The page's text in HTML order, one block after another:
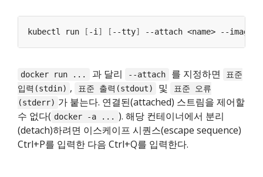
kubectl run [ -i ] [ --tty] --attach <name> --image
docker run ... 과 달리 --attach 를 지정하면
표준
입력(stdin) , 표준 출력(stdout) 및
표준 오류
(stderr) 가 붙는다. 연결된(attached) 스트림을 제어할
수 없다( docker -a ... ). 해당 컨테이너에서 분리
(detach)하려면 이스케이프 시퀀스(escape sequence)
Ctrl+P를 입력한 다음 Ctrl+Q를 입력한다.